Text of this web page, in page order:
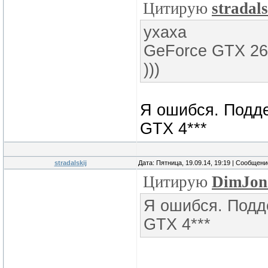
Цитирую
ухаха
GeForce GTX
)))
Я ошибся.
GTX 4***
stradalskij Дата: Пятница, 19.09.14, 19:19 |
Цитирую
Я ошибся.
GTX 4***